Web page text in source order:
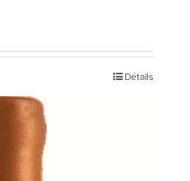
Détails